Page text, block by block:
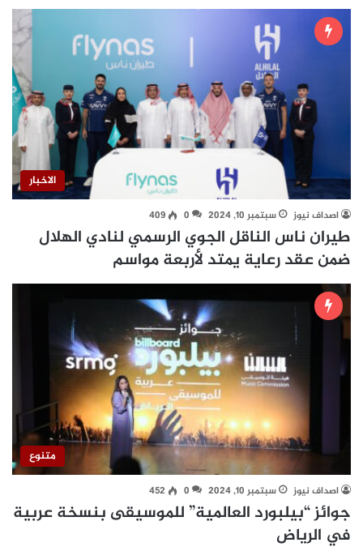
الاخبار
اصداف نيوز سبتمبر 10, 2024 0
409
طيران ناس الناقل الجوي الرسمي لنادي الهلال
ضمن عقد رعاية يمتد لأربعة مواسم
متنوع
اصداف نيوز سبتمبر 10, 2024 0
452
جوائز “بيلبورد العالمية” للموسيقى بنسخة عربية
في الرياض